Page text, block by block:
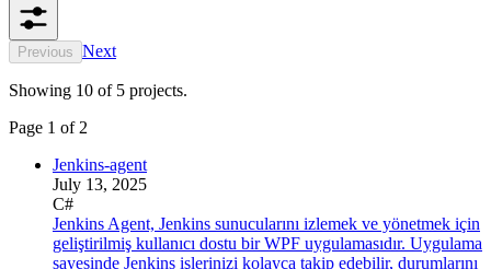
Previous Next
Showing 10 of 5 projects.
Page 1 of 2
Jenkins-agent
July 13, 2025
C#
Jenkins Agent, Jenkins sunucularını izlemek ve yönetmek için
geliştirilmiş kullanıcı dostu bir WPF uygulamasıdır. Uygulama
sayesinde Jenkins işlerinizi kolayca takip edebilir, durumlarını